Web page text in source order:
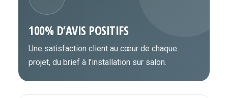
100% D’AVIS POSITIFS
Une satisfaction client au cœur de chaque
projet, du brief à l’installation sur salon.